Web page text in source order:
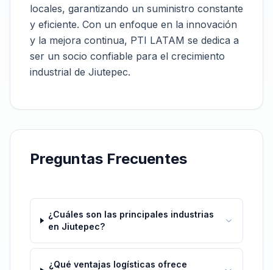
locales, garantizando un suministro constante
y eficiente. Con un enfoque en la innovación
y la mejora continua, PTI LATAM se dedica a
ser un socio confiable para el crecimiento
industrial de Jiutepec.
Preguntas Frecuentes
¿Cuáles son las principales industrias
en Jiutepec?
¿Qué ventajas logísticas ofrece